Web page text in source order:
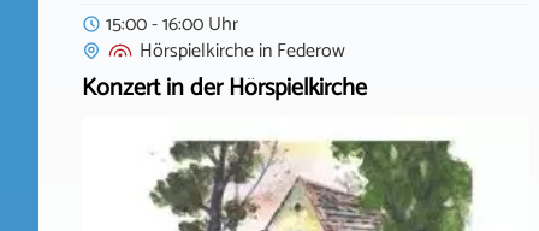
15:00 - 16:00 Uhr
HörspielkircheinFederow
Konzert in der Hörspielkirche